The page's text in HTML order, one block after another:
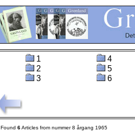
1
2
3
4
5
6
Found 6Articles from nummer 8 årgang 1965